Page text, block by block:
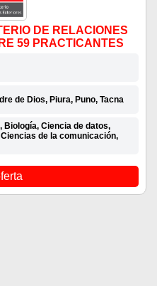
DE RELACIONES
59 PRACTICANTES
de Dios, Piura, Puno, Tacna
Ciencia de datos,
de la comunicación,